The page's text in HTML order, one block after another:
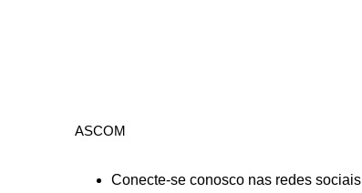
ASCOM
Conecte-se conosco nas redes sociais